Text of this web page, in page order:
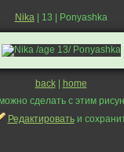
Nika| 13 | Ponyashka
back|
home
сделать с этим
Редактироватьи